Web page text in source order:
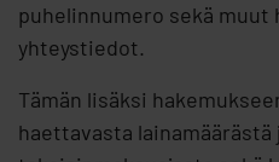
puhelinnumero sekä muut
yhteystiedot.
Tämän lisäksi
haettavasta